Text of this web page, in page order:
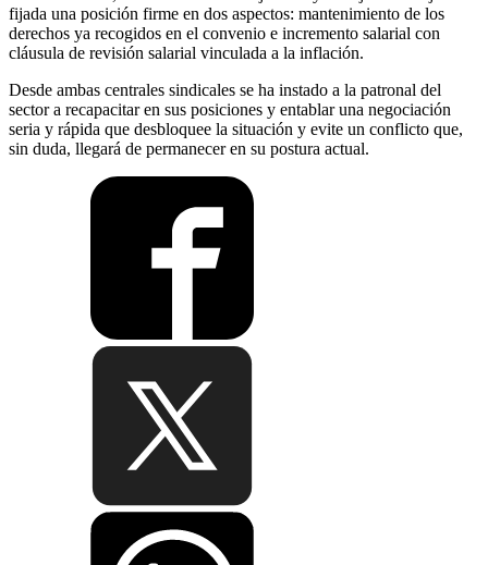
fijada una posición firme en dos aspectos: mantenimiento de los
derechos ya recogidos en el convenio e incremento salarial con
cláusula de revisión salarial vinculada a la inflación.
Desde ambas centrales sindicales se ha instado a la patronal del
sector a recapacitar en sus posiciones y entablar una negociación
seria y rápida que desbloquee la situación y evite un conflicto que,
sin duda, llegará de permanecer en su postura actual.